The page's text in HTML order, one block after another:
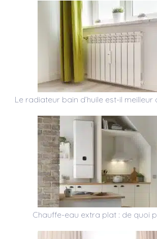
Le radiateur bain d’huile est-il meilleur
Chauffe-eau extra plat : de quoi